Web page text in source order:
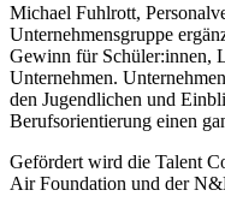
Michael Fuhlrott,
Unternehmensgruppe
Gewinn für Schüler:innen,
Unternehmen.
den Jugendlichen und
Berufsorientierung einen
Gefördert wird die Talent
Air Foundation und der